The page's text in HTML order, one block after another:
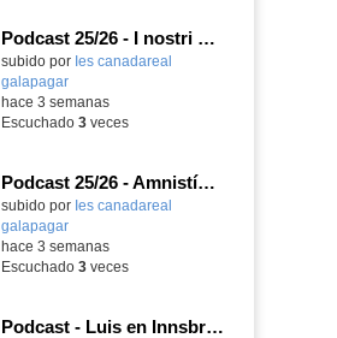
Podcast 25/26 - I nostri amici italiani
subido por Ies canadareal
galapagar-
hace 3 semanas
Escuchado 3veces
Podcast 25/26 - Amnistía Internacional
subido por Ies canadareal
galapagar-
hace 3 semanas
Escuchado 3veces
Podcast - Luis en Innsbruck